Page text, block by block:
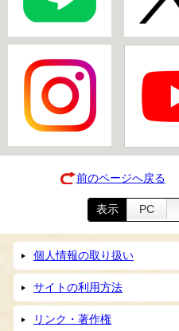
前のページへ戻る
表示 PC
個人情報の取り扱い
サイトの利用方法
リンク・著作権